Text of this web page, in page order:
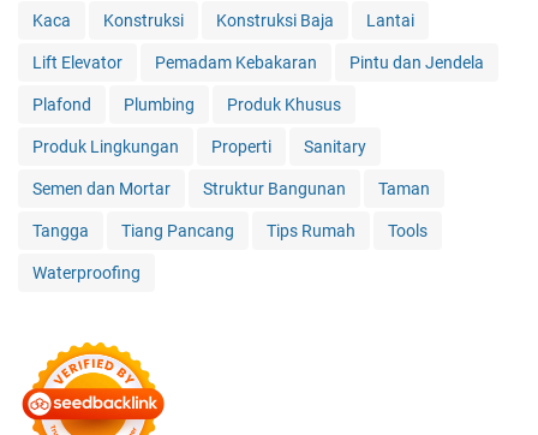
Kaca Konstruksi Konstruksi Baja Lantai
Lift Elevator Pemadam Kebakaran Pintu dan Jendela
Plafond Plumbing Produk Khusus
Produk Lingkungan Properti Sanitary
Semen dan Mortar Struktur Bangunan Taman
Tangga Tiang Pancang Tips Rumah Tools
Waterproofing